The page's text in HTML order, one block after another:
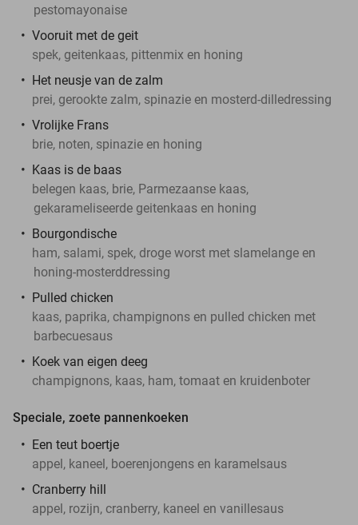
pestomayonaise
Vooruit met de geit
spek, geitenkaas, pittenmix en honing
Het neusje van de zalm
prei, gerookte zalm, spinazie en mosterd-dilledressing
Vrolijke Frans
brie, noten, spinazie en honing
Kaas is de baas
belegen kaas, brie, Parmezaanse kaas,
gekarameliseerde geitenkaas en honing
Bourgondische
ham, salami, spek, droge worst met slamelange en
honing-mosterddressing
Pulled chicken
kaas, paprika, champignons en pulled chicken met
barbecuesaus
Koek van eigen deeg
champignons, kaas, ham, tomaat en kruidenboter
Speciale, zoete pannenkoeken
Een teut boertje
appel, kaneel, boerenjongens en karamelsaus
Cranberry hill
appel, rozijn, cranberry, kaneel en vanillesaus